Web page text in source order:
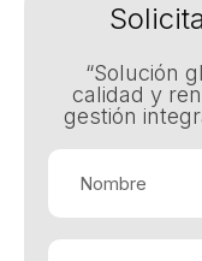
“Solución
calidad y
gestión